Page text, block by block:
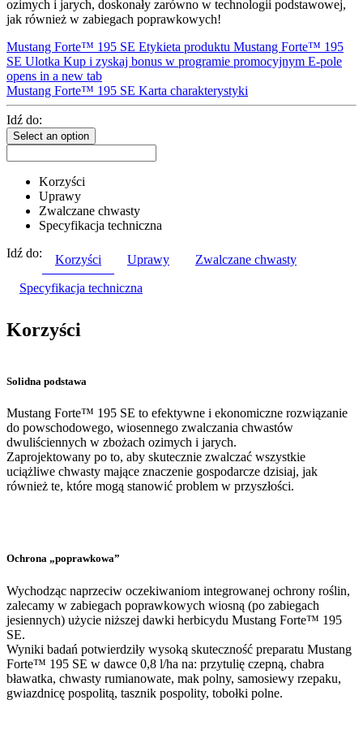
ozimych i jarych, doskonały zarówno w technologii podstawowej,
jak również w zabiegach poprawkowych!
Mustang Forte™ 195 SE Etykieta produktu Mustang Forte™ 195
SE Ulotka Kup i zyskaj bonus w programie promocyjnym E-pole
opens in a new tab
Mustang Forte™ 195 SE Karta charakterystyki
Idź do:
Select an option
Korzyści
Uprawy
Zwalczane chwasty
Specyfikacja techniczna
Idź do:
Korzyści Uprawy Zwalczane chwasty
Specyfikacja techniczna
Korzyści
Solidna podstawa
Mustang Forte™ 195 SE to efektywne i ekonomiczne rozwiązanie
do powschodowego, wiosennego zwalczania chwastów
dwuliściennych w zbożach ozimych i jarych.
Zaprojektowany po to, aby skutecznie zwalczać wszystkie
uciążliwe chwasty mające znaczenie gospodarcze dzisiaj, jak
również te, które mogą stanowić problem w przyszłości.
Ochrona „poprawkowa”
Wychodząc naprzeciw oczekiwaniom integrowanej ochrony roślin,
zalecamy w zabiegach poprawkowych wiosną (po zabiegach
jesiennych) użycie niższej dawki herbicydu Mustang Forte™ 195
SE.
Wyniki badań potwierdziły wysoką skuteczność preparatu Mustang
Forte™ 195 SE w dawce 0,8 l/ha na: przytulię czepną, chabra
bławatka, chwasty rumianowate, mak polny, samosiewy rzepaku,
gwiazdnicę pospolitą, tasznik pospolity, tobołki polne.